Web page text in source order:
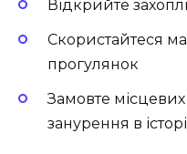
Відкрийте
Скористайтеся
прогулянок
Замовте
занурення в